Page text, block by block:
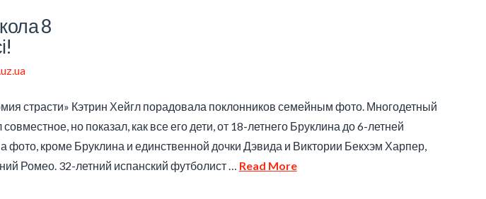
8
страсти» Кэтрин Хейгл порадовала поклонников семейным фото. Многодетный
но показал, как все его дети, от 18-летнего Бруклина до 6-летней
фото, кроме Бруклина и единственной дочки Дэвида и Виктории Бекхэм Харпер,
Ромео. 32-летний испанский футболист … Read More